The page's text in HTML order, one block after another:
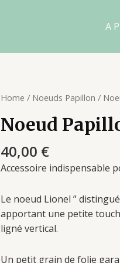
A
Home / Noeuds Papillon /
Noeud
40,00 €
Accessoire indispensable
Le noeud Lionel ”
apportant une petite
ligné vertical.
Un petit grain de folie
Noeud
Lionel
quantity